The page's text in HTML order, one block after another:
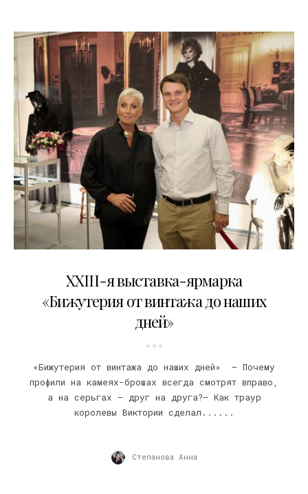
XXIII-я выставка-ярмарка
«Бижутерия от винтажа до наших
дней»
«Бижутерия от винтажа до наших дней» — Почему
профили на камеях-брошах всегда смотрят вправо,
а на серьгах — друг на друга?— Как траур
королевы Виктории сделал......
Степанова Анна